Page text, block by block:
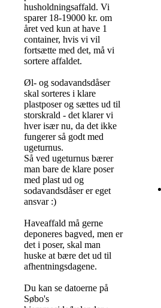
husholdningsaffald. Vi
sparer 18-19000 kr. om
året ved kun at have 1
container, hvis vi vil
fortsætte med det, må vi
sortere affaldet.
Øl- og sodavandsdåser
skal sorteres i klare
plastposer og sættes ud til
storskrald - det klarer vi
hver især nu, da det ikke
fungerer så godt med
ugeturnus.
Så ved ugeturnus bærer
man bare de klare poser
med plast ud og
sodavandsdåser er eget
ansvar :)
Haveaffald må gerne
deponeres bagved, men er
det i poser, skal man
huske at bære det ud til
afhentningsdagene.
Du kan se datoerne på
Søbo's